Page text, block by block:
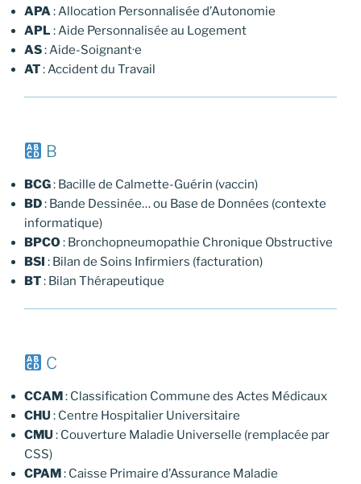
APA : Allocation Personnalisée d’Autonomie
APL : Aide Personnalisée au Logement
AS: Aide-Soignant·e
AT: Accident du Travail
B
BCG: Bacille de Calmette-Guérin (vaccin)
BD: Bande Dessinée… ou Base de Données (contexte
informatique)
BPCO : Bronchopneumopathie Chronique Obstructive
BSI : Bilan de Soins Infirmiers (facturation)
BT: Bilan Thérapeutique
C
CCAM: Classification Commune des Actes Médicaux
CHU : Centre Hospitalier Universitaire
CMU : Couverture Maladie Universelle (remplacée par
CSS)
CPAM: Caisse Primaire d’Assurance Maladie